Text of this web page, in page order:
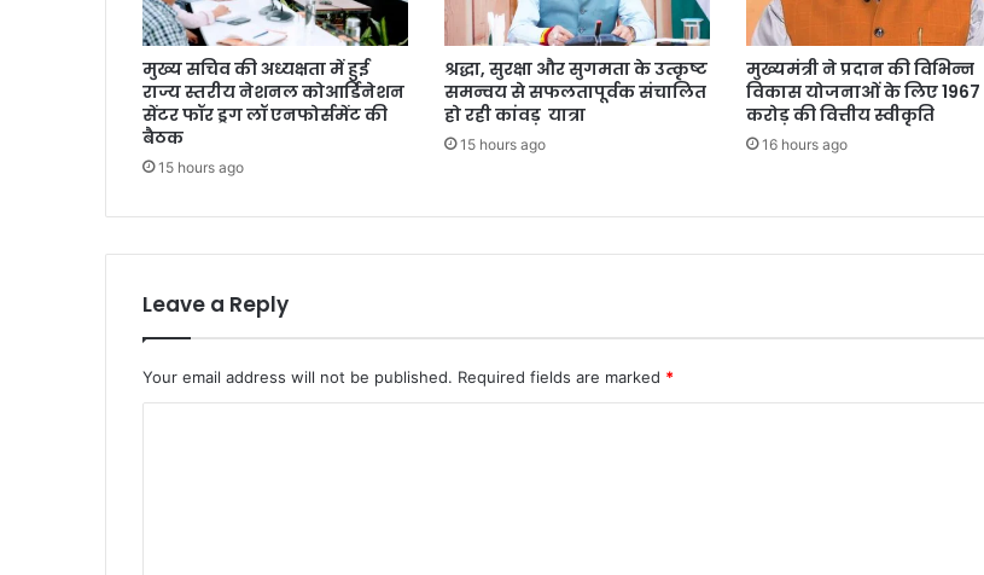
मुख्य सचिव की अध्यक्षता में हुई
राज्य स्तरीय नेशनल कोआर्डिनेशन
सेंटर फॉर ड्रग लॉ एनफोर्समेंट की
बैठक
15 hours ago
श्रद्धा, सुरक्षा और सुगमता के उत्कृष्ट
समन्वय से सफलतापूर्वक संचालित
हो रही कांवड़ यात्रा
15 hours ago
मुख्यमंत्री ने प्रदान की विभिन्न
विकास योजनाओं के लिए 1967
करोड़ की वित्तीय स्वीकृति
16 hours ago
Leave a Reply
Your email address will not be published. Required fields are marked *